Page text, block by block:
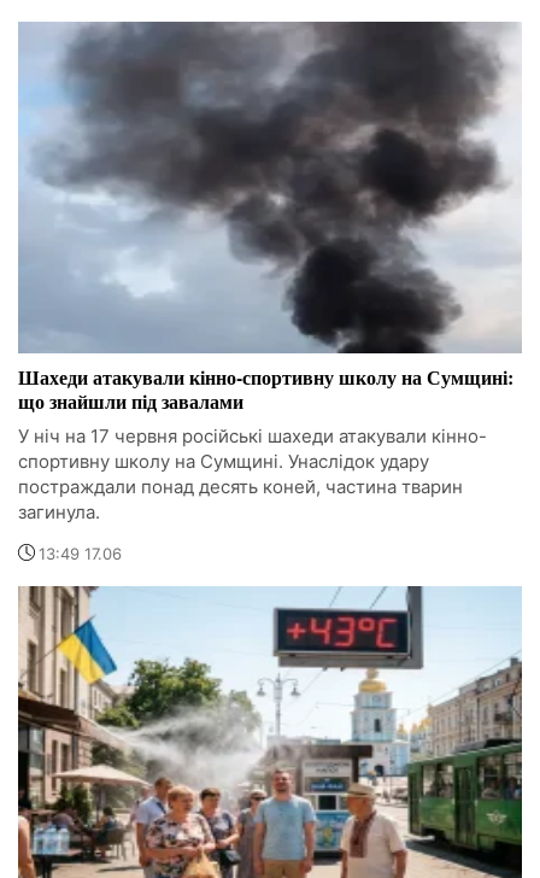
Шахеди атакували кінно-спортивну школу на Сумщині:
що знайшли під завалами
У ніч на 17 червня російські шахеди атакували кінно-
спортивну школу на Сумщині. Унаслідок удару
постраждали понад десять коней, частина тварин
загинула.
13:49 17.06